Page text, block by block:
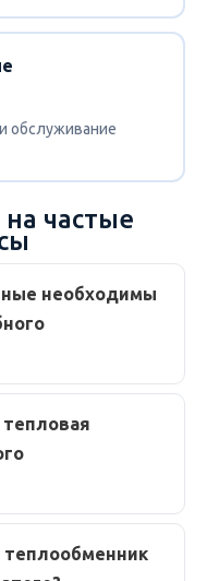
обслуживание
частые
необходимы
тепловая